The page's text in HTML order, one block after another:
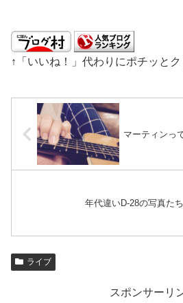
↑「いいね！」代わりにポチッと
マーティンっ
年代違いD-28の写真たち
ライブ
スポンサーリ